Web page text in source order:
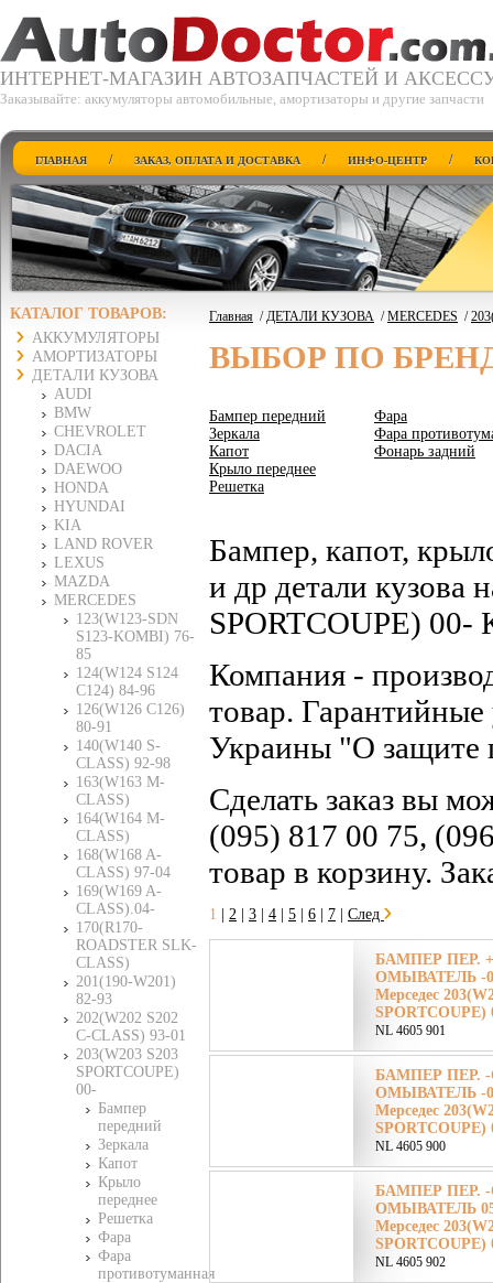
ИНТЕРНЕТ-МАГАЗИН АВТОЗАПЧАСТЕЙ И
Заказывайте: аккумуляторы автомобильные, амортизаторы и другие запчасти
ГЛАВНАЯ / ЗАКАЗ, ОПЛАТА И ДОСТАВКА / ИНФО-ЦЕНТР /
КАТАЛОГ ТОВАРОВ:
АККУМУЛЯТОРЫ
АМОРТИЗАТОРЫ
ДЕТАЛИ КУЗОВА
AUDI
BMW
CHEVROLET
DACIA
DAEWOO
HONDA
HYUNDAI
KIA
LAND ROVER
LEXUS
MAZDA
MERCEDES
123(W123-SDN
S123-KOMBI) 76-
85
124(W124 S124
C124) 84-96
126(W126 C126)
80-91
140(W140 S-
CLASS) 92-98
163(W163 M-
CLASS)
164(W164 M-
CLASS)
168(W168 A-
CLASS) 97-04
169(W169 A-
CLASS).04-
170(R170-
ROADSTER SLK-
CLASS)
201(190-W201)
82-93
202(W202 S202
C-CLASS) 93-01
203(W203 S203
SPORTCOUPE)
00-
Бампер
передний
Зеркала
Капот
Крыло
переднее
Решетка
Фара
Фара
противотуманная
Главная /ДЕТАЛИ КУЗОВА /MERCEDES /
ВЫБОР ПО
Бампер передний
Зеркала
Капот
Крыло переднее
Решетка
Фара
Фара
Фонарь задний
Бампер, капот,
и др детали кузова
SPORTCOUPE) 00-
Компания -
товар. Гарантийные
Украины "О защите
Сделать заказ вы
(095) 817 00 75,
товар в корзину.
1 2 3 4 5 6 7 След
БАМПЕР ПЕР.
ОМЫВАТЕЛЬ -
Мерседес
SPORTCOUPE)
NL 4605 901
БАМПЕР ПЕР.
ОМЫВАТЕЛЬ -
Мерседес
SPORTCOUPE)
NL 4605 900
БАМПЕР ПЕР.
ОМЫВАТЕЛЬ
Мерседес
SPORTCOUPE)
NL 4605 902